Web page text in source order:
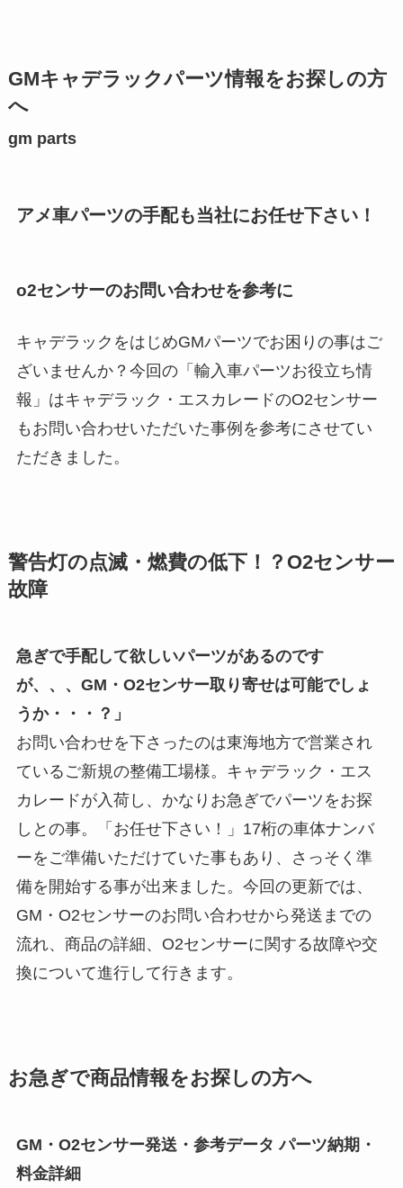
GMキャデラックパーツ情報をお探しの方
へ
gm parts
アメ車パーツの手配も当社にお任せ下さい！
o2センサーのお問い合わせを参考に
キャデラックをはじめGMパーツでお困りの事はご
ざいませんか？今回の「輸入車パーツお役立ち情
報」はキャデラック・エスカレードのO2センサー
もお問い合わせいただいた事例を参考にさせてい
ただきました。
警告灯の点滅・燃費の低下！？O2センサー
故障
急ぎで手配して欲しいパーツがあるのです
が、、、GM・O2センサー取り寄せは可能でしょ
うか・・・？」
お問い合わせを下さったのは東海地方で営業され
ているご新規の整備工場様。キャデラック・エス
カレードが入荷し、かなりお急ぎでパーツをお探
しとの事。「お任せ下さい！」17桁の車体ナンバ
ーをご準備いただけていた事もあり、さっそく準
備を開始する事が出来ました。今回の更新では、
GM・O2センサーのお問い合わせから発送までの
流れ、商品の詳細、O2センサーに関する故障や交
換について進行して行きます。
お急ぎで商品情報をお探しの方へ
GM・O2センサー発送・参考データ パーツ納期・
料金詳細